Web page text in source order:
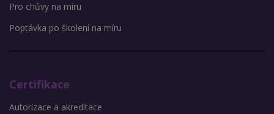
Pro chůvy na míru
Poptávka po školení na míru
Certifikace
Autorizace a akreditace